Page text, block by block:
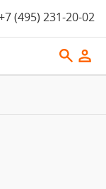
(495) 231-20-02